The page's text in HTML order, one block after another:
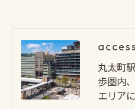
access
丸太町
歩圏内
エリア